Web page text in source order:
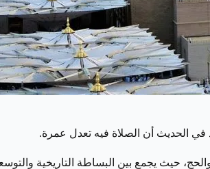
الحديث أن الصلاة فيه تعدل عمرة.
حيث يجمع بين البساطة التاريخية